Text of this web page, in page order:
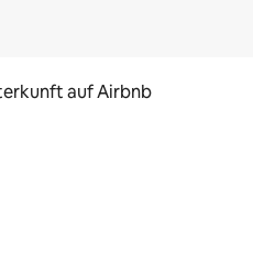
auf Airbnb